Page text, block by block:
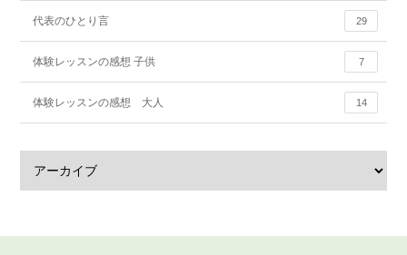
代表のひとり言 29
体験レッスンの感想 子供 7
体験レッスンの感想 大人 14